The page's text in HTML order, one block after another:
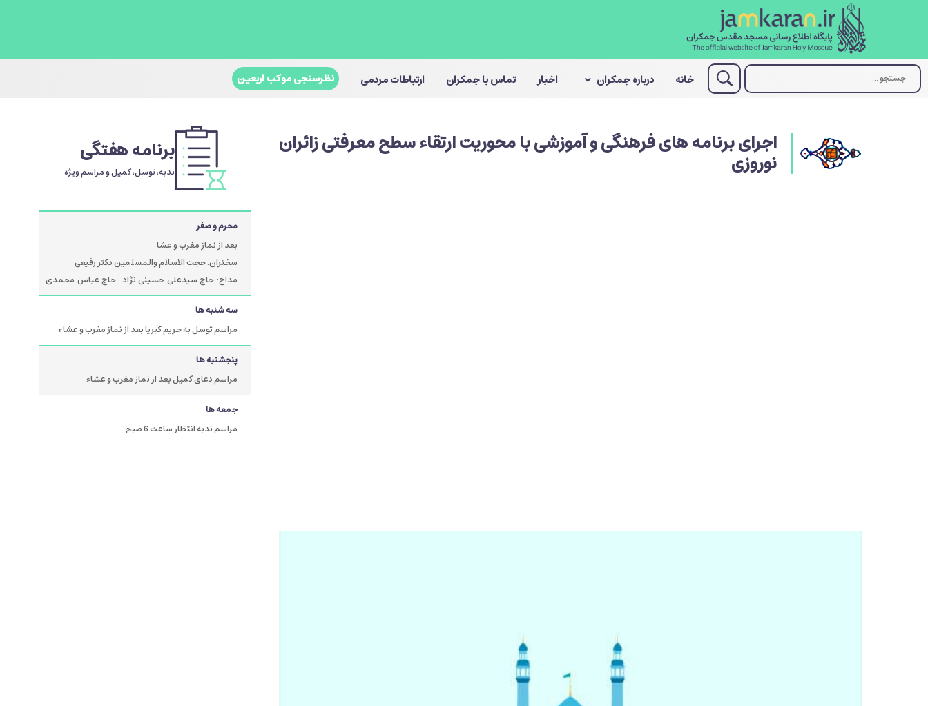
خانه درباره جمکران اخبار تماس با جمکران ارتباطات مردمی نظرسنجی موکب اربعین
اجرای برنامه های فرهنگی و آموزشی با محوریت ارتقاء سطح معرفتی زائران
نوروزی برنامه هفتگی
ندبه، توسل، کمیل و مراسم ویژه
محرم و صفر
بعد از نماز مغرب و عشا
سخنران: حجت الاسلام والمسلمین دکتر رفیعی
مداح: حاج سیدعلی حسینی نژاد- حاج عباس محمدی
پور
سه شنبه ها
مراسم توسل به حریم کبریا بعد از نماز مغرب و عشاء
پنجشنبه ها
مراسم دعای کمیل بعد از نماز مغرب و عشاء
جمعه ها
مراسم ندبه انتظار ساعت 6 صبح